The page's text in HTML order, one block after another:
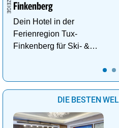
Finkenberg
Dein Hotel in der
Ferienregion Tux-
Finkenberg für Ski- &
DIE BESTEN